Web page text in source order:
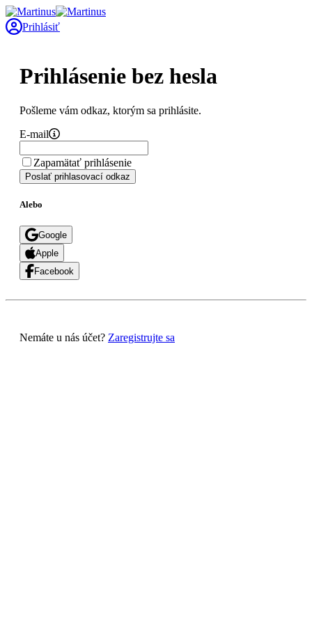
Prihlásiť
Prihlásenie bez hesla
Pošleme vám odkaz, ktorým sa prihlásite.
E-mail
Zapamätať prihlásenie
Poslať prihlasovací odkaz
Alebo
Google
Apple
Facebook
Nemáte u nás účet? Zaregistrujte sa